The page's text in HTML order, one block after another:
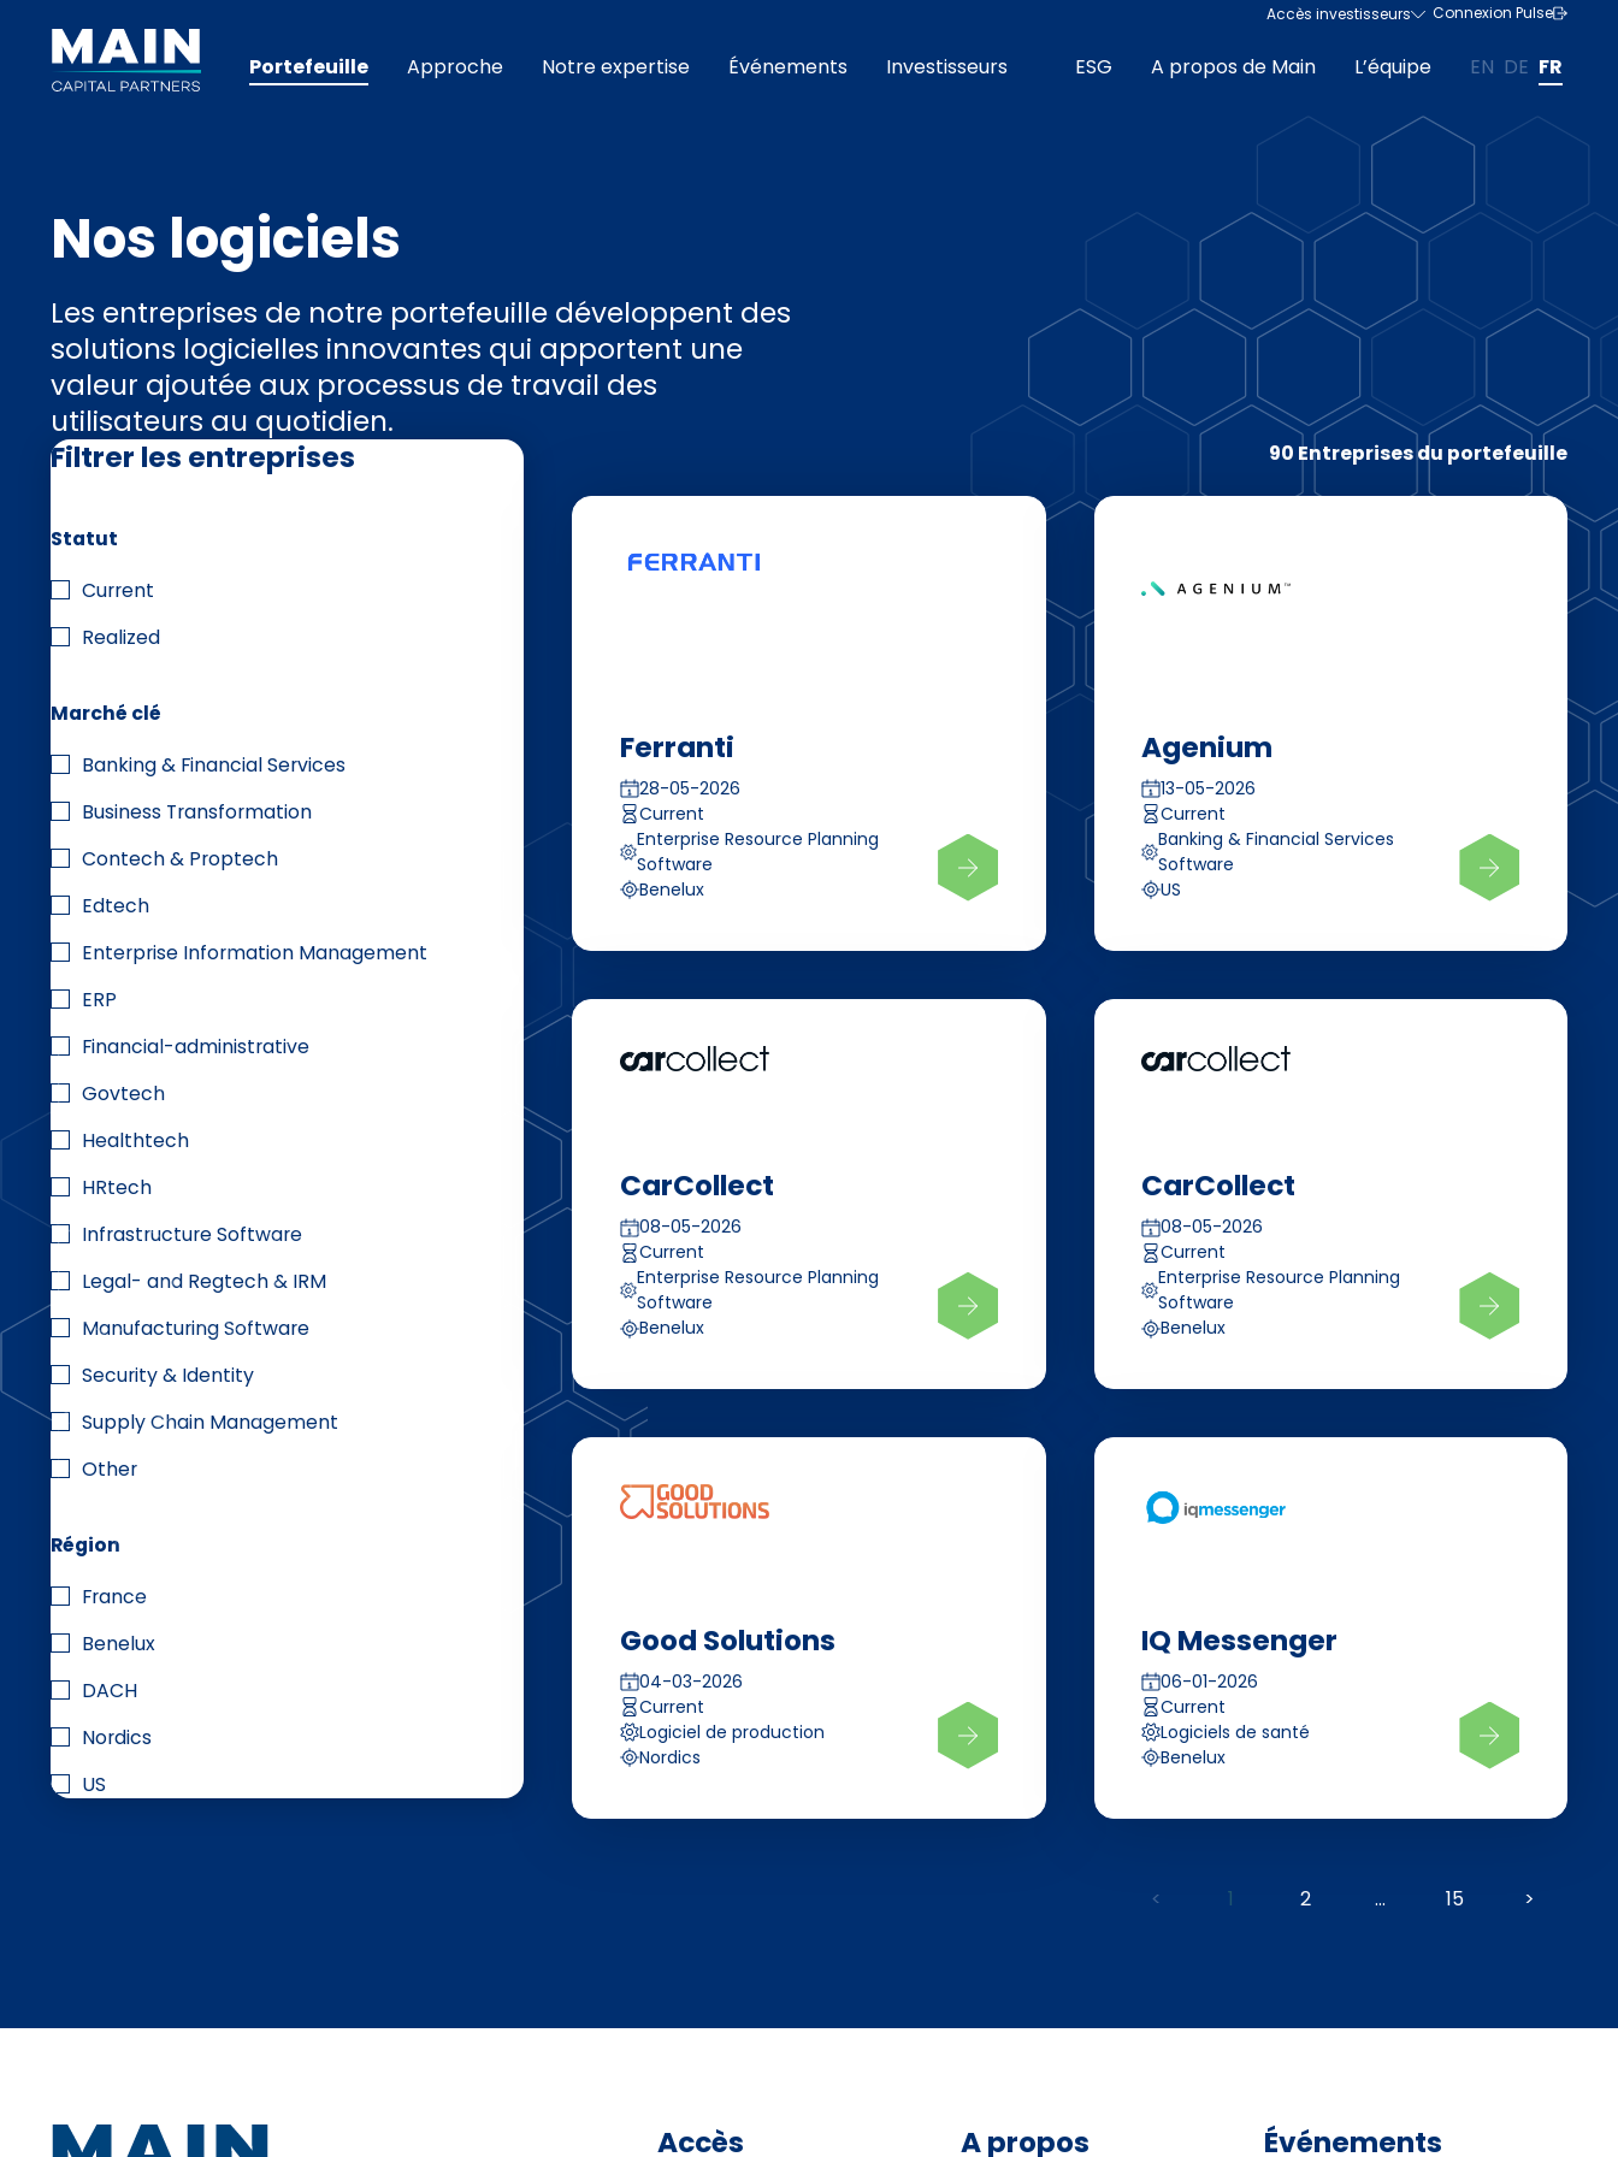
Accès investisseurs Connexion Pulse
Portefeuille Approche Notre expertise Événements Investisseurs ESG A propos de Main L’équipe EN DE FR
Nos logiciels
Les entreprises de notre portefeuille développent des
solutions logicielles innovantes qui apportent une
valeur ajoutée aux processus de travail des
utilisateurs au quotidien.
Filtrer les entreprises
Statut
Current
Realized
Marché clé
Banking & Financial Services
Business Transformation
Contech & Proptech
Edtech
Enterprise Information Management
ERP
Financial-administrative
Govtech
Healthtech
HRtech
Infrastructure Software
Legal- and Regtech & IRM
Manufacturing Software
Security & Identity
Supply Chain Management
Other
Région
France
Benelux
DACH
Nordics
US
90 Entreprises du portefeuille
Ferranti
28-05-2026
Current
Enterprise Resource Planning
Software
Benelux
Agenium
13-05-2026
Current
Banking & Financial Services
Software
US
CarCollect
08-05-2026
Current
Enterprise Resource Planning
Software
Benelux
CarCollect
08-05-2026
Current
Enterprise Resource Planning
Software
Benelux
Good Solutions
04-03-2026
Current
Logiciel de production
Nordics
IQ Messenger
06-01-2026
Current
Logiciels de santé
Benelux
< 1 2 ... 15 >
Accès A propos Événements